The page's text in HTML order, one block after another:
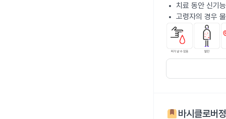
치료 동안 신기
고령자의 경우
바시클로버